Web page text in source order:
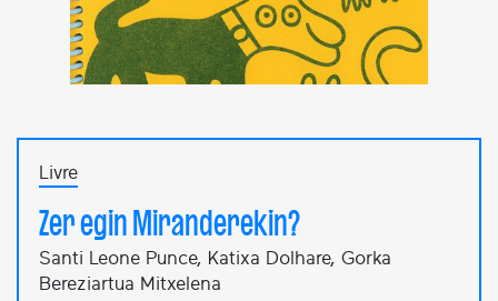
Livre
Zer egin Miranderekin?
Santi Leone Punce, Katixa Dolhare, Gorka
Bereziartua Mitxelena